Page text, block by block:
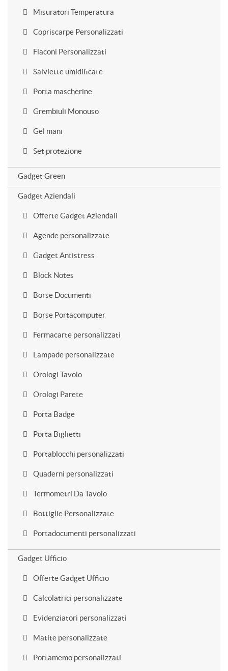
Misuratori Temperatura
Copriscarpe Personalizzati
Flaconi Personalizzati
Salviette umidificate
Porta mascherine
Grembiuli Monouso
Gel mani
Set protezione
Gadget Green
Gadget Aziendali
Offerte Gadget Aziendali
Agende personalizzate
Gadget Antistress
Block Notes
Borse Documenti
Borse Portacomputer
Fermacarte personalizzati
Lampade personalizzate
Orologi Tavolo
Orologi Parete
Porta Badge
Porta Biglietti
Portablocchi personalizzati
Quaderni personalizzati
Termometri Da Tavolo
Bottiglie Personalizzate
Portadocumenti personalizzati
Gadget Ufficio
Offerte Gadget Ufficio
Calcolatrici personalizzate
Evidenziatori personalizzati
Matite personalizzate
Portamemo personalizzati